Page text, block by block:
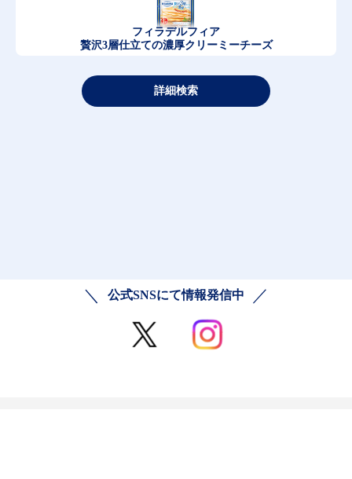
フィラデルフィア
贅沢3層仕立ての濃厚クリーミーチーズ
詳細検索
公式SNSにて情報発信中